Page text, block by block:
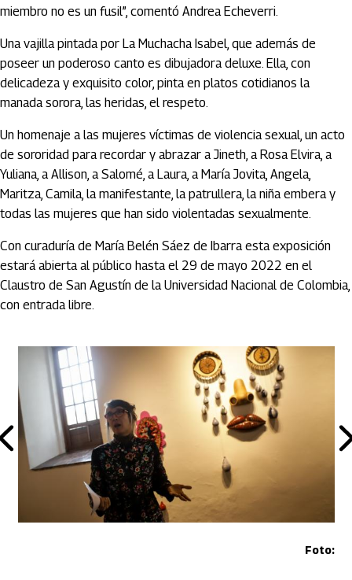
miembro no es un fusil”, comentó Andrea Echeverri.
Una vajilla pintada por La Muchacha Isabel, que además de
poseer un poderoso canto es dibujadora deluxe. Ella, con
delicadeza y exquisito color, pinta en platos cotidianos la
manada sorora, las heridas, el respeto.
Un homenaje a las mujeres víctimas de violencia sexual, un acto
de sororidad para recordar y abrazar a Jineth, a Rosa Elvira, a
Yuliana, a Allison, a Salomé, a Laura, a María Jovita, Angela,
Maritza, Camila, la manifestante, la patrullera, la niña embera y
todas las mujeres que han sido violentadas sexualmente.
Con curaduría de María Belén Sáez de Ibarra esta exposición
estará abierta al público hasta el 29 de mayo 2022 en el
Claustro de San Agustín de la Universidad Nacional de Colombia,
con entrada libre.